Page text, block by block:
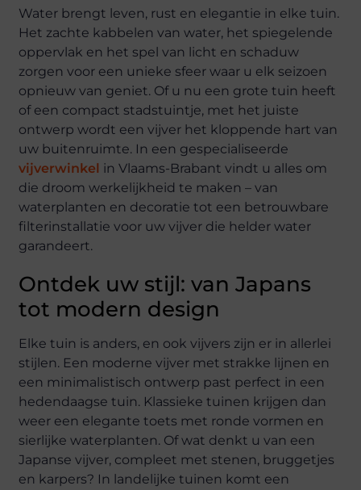
Water brengt leven, rust en elegantie in elke tuin.
Het zachte kabbelen van water, het spiegelende
oppervlak en het spel van licht en schaduw
zorgen voor een unieke sfeer waar u elk seizoen
opnieuw van geniet. Of u nu een grote tuin heeft
of een compact stadstuintje, met het juiste
ontwerp wordt een vijver het kloppende hart van
uw buitenruimte. In een gespecialiseerde
vijverwinkel in Vlaams-Brabant vindt u alles om
die droom werkelijkheid te maken – van
waterplanten en decoratie tot een betrouwbare
filterinstallatie voor uw vijver die helder water
garandeert.
Ontdek uw stijl: van Japans
tot modern design
Elke tuin is anders, en ook vijvers zijn er in allerlei
stijlen. Een moderne vijver met strakke lijnen en
een minimalistisch ontwerp past perfect in een
hedendaagse tuin. Klassieke tuinen krijgen dan
weer een elegante toets met ronde vormen en
sierlijke waterplanten. Of wat denkt u van een
Japanse vijver, compleet met stenen, bruggetjes
en karpers? In landelijke tuinen komt een